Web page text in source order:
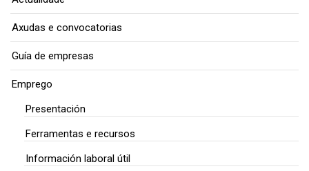
Axudas e convocatorias
Guía de empresas
Emprego
Presentación
Ferramentas e recursos
Información laboral útil